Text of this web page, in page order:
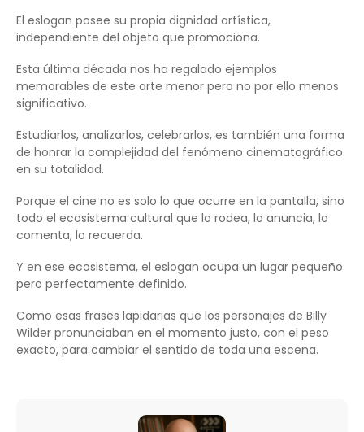
El eslogan posee su propia dignidad artística,
independiente del objeto que promociona.
Esta última década nos ha regalado ejemplos
memorables de este arte menor pero no por ello menos
significativo.
Estudiarlos, analizarlos, celebrarlos, es también una forma
de honrar la complejidad del fenómeno cinematográfico
en su totalidad.
Porque el cine no es solo lo que ocurre en la pantalla, sino
todo el ecosistema cultural que lo rodea, lo anuncia, lo
comenta, lo recuerda.
Y en ese ecosistema, el eslogan ocupa un lugar pequeño
pero perfectamente definido.
Como esas frases lapidarias que los personajes de Billy
Wilder pronunciaban en el momento justo, con el peso
exacto, para cambiar el sentido de toda una escena.